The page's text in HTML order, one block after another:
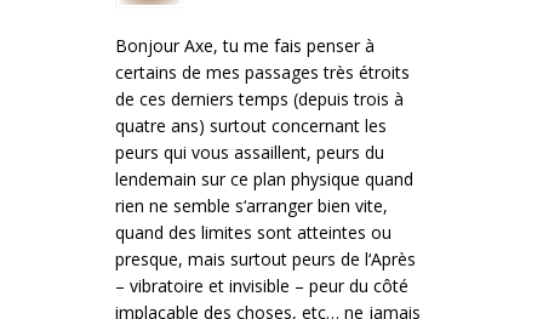
Bonjour Axe, tu me fais penser à
certains de mes passages très étroits
de ces derniers temps (depuis trois à
quatre ans) surtout concernant les
peurs qui vous assaillent, peurs du
lendemain sur ce plan physique quand
rien ne semble s‘arranger bien vite,
quand des limites sont atteintes ou
presque, mais surtout peurs de l‘Après
– vibratoire et invisible – peur du côté
implacable des choses, etc… ne jamais